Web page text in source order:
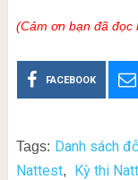
(Cảm ơn bạn đã đọc
FACEBOOK
Tags: Danh sách
Nattest, Kỳ thi